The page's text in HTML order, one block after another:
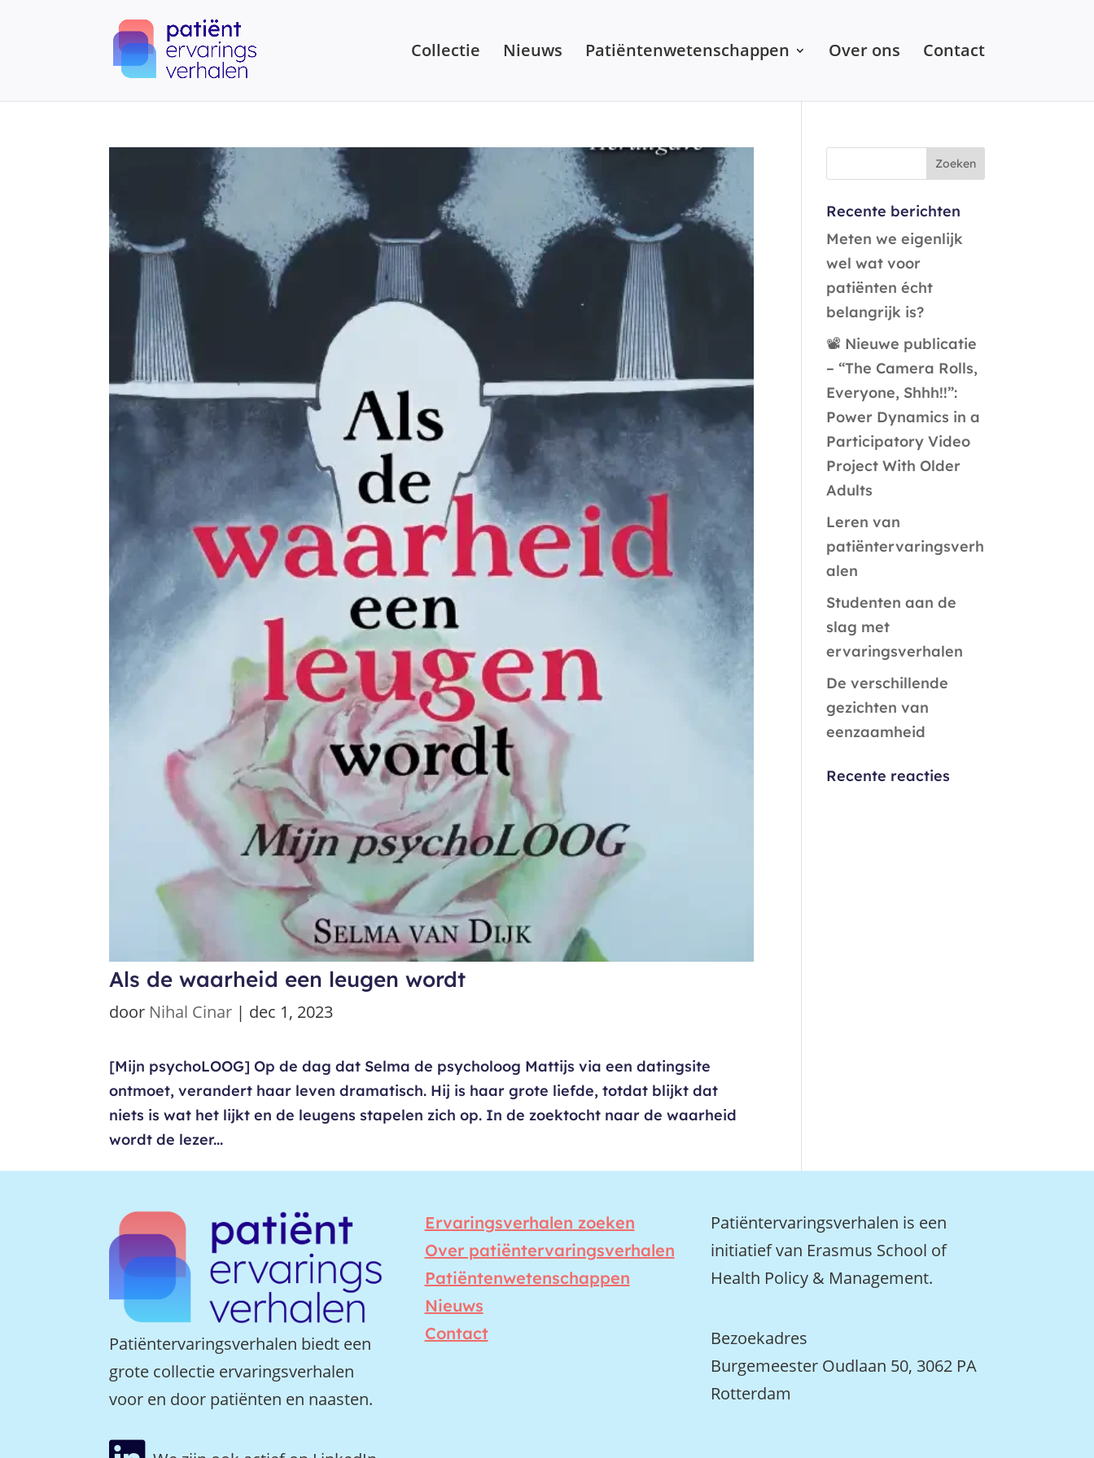
Collectie Nieuws Patiëntenwetenschappen Over ons Contact
Als de waarheid een leugen wordt
door Nihal Cinar | dec 1, 2023
[Mijn psychoLOOG] Op de dag dat Selma de psycholoog Mattijs via een datingsite
ontmoet, verandert haar leven dramatisch. Hij is haar grote liefde, totdat blijkt dat
niets is wat het lijkt en de leugens stapelen zich op. In de zoektocht naar de waarheid
wordt de lezer...
Recente berichten
Meten we eigenlijk
wel wat voor
patiënten écht
belangrijk is?
📽️ Nieuwe publicatie
– “The Camera Rolls,
Everyone, Shhh!!”:
Power Dynamics in a
Participatory Video
Project With Older
Adults
Leren van
patiëntervaringsverh
alen
Studenten aan de
slag met
ervaringsverhalen
De verschillende
gezichten van
eenzaamheid
Recente reacties
Patiëntervaringsverhalen biedt een
grote collectie ervaringsverhalen
voor en door patiënten en naasten.
Ervaringsverhalen zoeken
Over patiëntervaringsverhalen
Patiëntenwetenschappen
Nieuws
Contact
Patiëntervaringsverhalen is een
initiatief van Erasmus School of
Health Policy & Management.
Bezoekadres
Burgemeester Oudlaan 50, 3062 PA
Rotterdam